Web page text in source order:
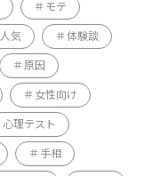
モテ
人気 体験談
原因
女性向け
心理テスト
手相